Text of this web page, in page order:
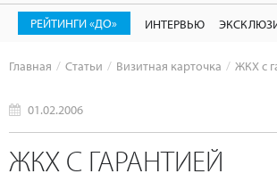
РЕЙТИНГИ «ДО» ИНТЕРВЬЮ
Главная Статьи Визитная карточка ЖКХ с
01.02.2006
ЖКХ С ГАРАНТИЕЙ